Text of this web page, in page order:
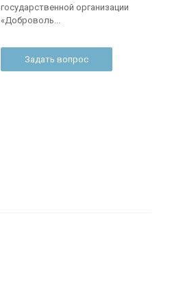
государственной организации
«Доброволь...
Задать вопрос